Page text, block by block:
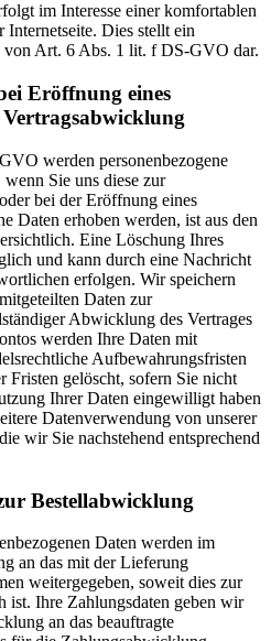
im Interesse einer komfortablen
Internetseite. Dies stellt ein
von Art. 6 Abs. 1 lit. f DS-GVO dar.
Eröffnung eines
werden personenbezogene
Sie uns diese zur
bei der Eröffnung eines
Daten erhoben werden, ist aus den
Eine Löschung Ihres
und kann durch eine Nachricht
erfolgen. Wir speichern
Daten zur
Abwicklung des Vertrages
werden Ihre Daten mit
Aufbewahrungsfristen
Fristen gelöscht, sofern Sie nicht
Ihrer Daten eingewilligt haben
Datenverwendung von unserer
wir Sie nachstehend entsprechend
Bestellabwicklung
Daten werden im
an das mit der Lieferung
weitergegeben, soweit dies zur
ist. Ihre Zahlungsdaten geben wir
an das beauftragte